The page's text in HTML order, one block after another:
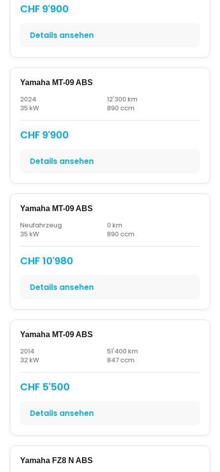
CHF 9'900
Details ansehen
Yamaha MT-09 ABS
2024
12'300 km
35 kW
890 ccm
CHF 9'900
Details ansehen
Yamaha MT-09 ABS
Neufahrzeug
0 km
35 kW
890 ccm
CHF 10'980
Details ansehen
Yamaha MT-09 ABS
2014
51'400 km
32 kW
847 ccm
CHF 5'500
Details ansehen
Yamaha FZ8 N ABS